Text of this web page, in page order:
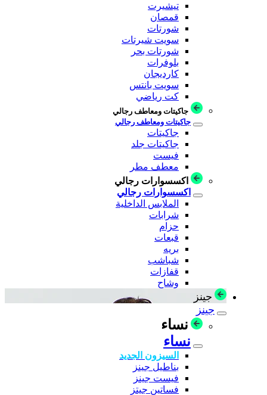
تيشيرت
قمصان
شورتات
سويت شيرتات
شورتات بحر
بلوفرات
كارديجان
سويت بانتس
كت رياضي
جاكيتات ومعاطف رجالي
جاكيتات ومعاطف رجالي
جاكيتات
جاكيتات جلد
فيست
معطف مطر
اكسسوارات رجالي
اكسسوارات رجالي
الملابس الداخلية
شرابات
حزام
قبعات
بريه
شباشب
قفازات
وشاح
جينز
جينز
نساء
نساء
السيزون الجديد
بناطيل جينز
فيست جينز
فساتين جيتز